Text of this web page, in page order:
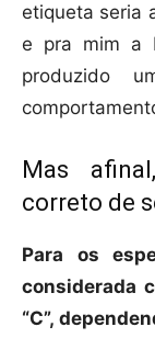
etiqueta seria
e pra mim a
produzido
Mas
correto de
Para os
considerada
“C”,